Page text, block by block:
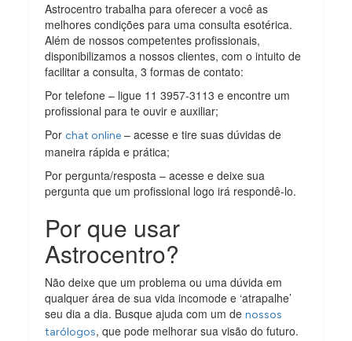
Astrocentro trabalha para oferecer a você as
melhores condições para uma consulta esotérica.
Além de nossos competentes profissionais,
disponibilizamos a nossos clientes, com o intuito de
facilitar a consulta, 3 formas de contato:
Por telefone – ligue 11 3957-3113 e encontre um
profissional para te ouvir e auxiliar;
Porchat online – acesse e tire suas dúvidas de
maneira rápida e prática;
Por pergunta/resposta – acesse e deixe sua
pergunta que um profissional logo irá respondê-lo.
Por que usar
Astrocentro?
Não deixe que um problema ou uma dúvida em
qualquer área de sua vida incomode e ‘atrapalhe’
seu dia a dia. Busque ajuda com um denossos
tarólogos, que pode melhorar sua visão do futuro.